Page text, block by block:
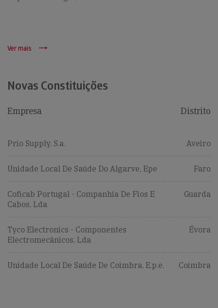
Ver mais
Novas Constituições
Empresa Distrito
Prio Supply, S.a. Aveiro
Unidade Local De Saúde Do Algarve, Epe Faro
Coficab Portugal - Companhia De Fios E
Cabos, Lda
Guarda
Tyco Electronics - Componentes
Electromecânicos, Lda
Évora
Unidade Local De Saúde De Coimbra, E.p.e. Coimbra